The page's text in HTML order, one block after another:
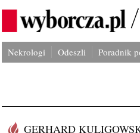
Nekrologi Odeszli Poradnik
GERHARD